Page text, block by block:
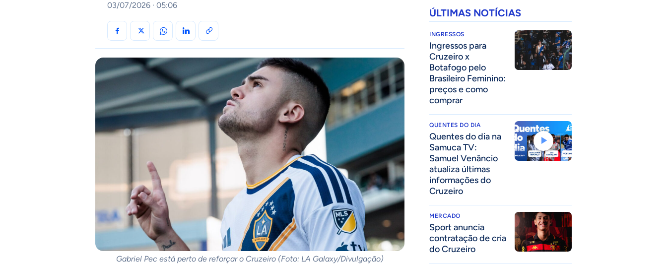
03/07/2026 · 05:06
Gabriel Pec está perto de reforçar o Cruzeiro (Foto: LA Galaxy/Divulgação)
ÚLTIMAS NOTÍCIAS
INGRESSOS
Ingressos para
Cruzeiro x
Botafogo pelo
Brasileiro Feminino:
preços e como
comprar
QUENTES DO DIA
Quentes do dia na
Samuca TV:
Samuel Venâncio
atualiza últimas
informações do
Cruzeiro
MERCADO
Sport anuncia
contratação de cria
do Cruzeiro